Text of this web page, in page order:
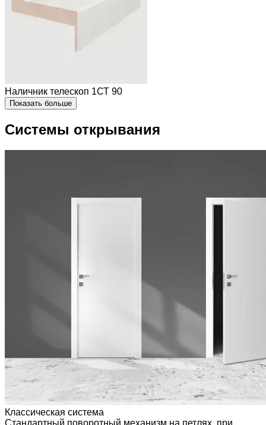
Наличник телескоп 1СТ 90
Показать больше
Системы открывания
Классическая система